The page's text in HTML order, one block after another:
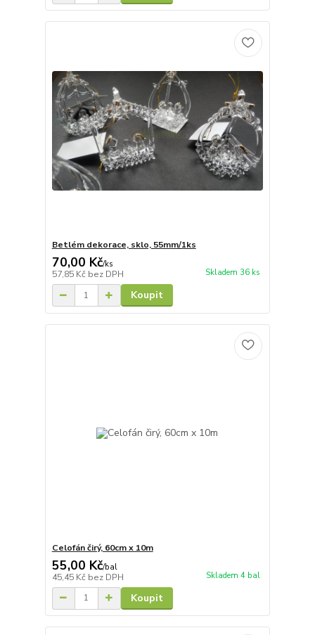
Betlém dekorace, sklo, 55mm/1ks
70,00 Kč/ks
57,85 Kč bez DPH Skladem 36 ks
Koupit
Celofán čirý, 60cm x 10m
55,00 Kč/bal
45,45 Kč bez DPH Skladem 4 bal
Koupit